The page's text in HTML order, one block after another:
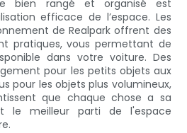
bien rangé et organisé est
efficace de l’espace. Les
de Realpark offrent des
pratiques, vous permettant de
dans votre voiture. Des
pour les petits objets aux
pour les objets plus volumineux,
que chaque chose a sa
le meilleur parti de l'espace